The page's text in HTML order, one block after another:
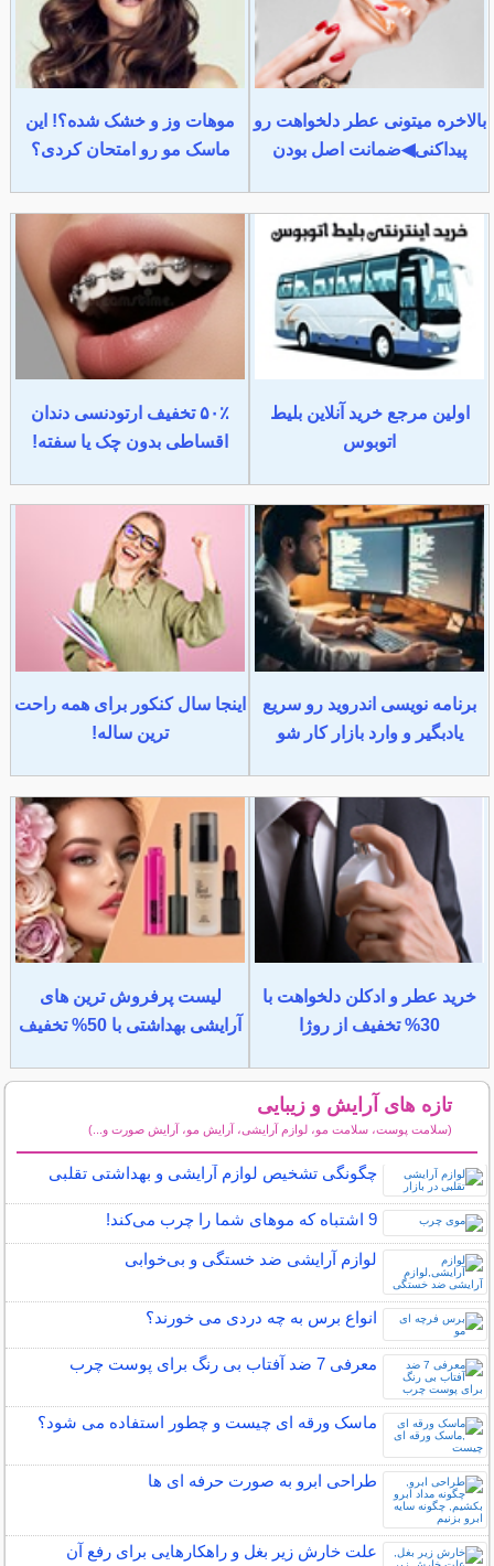
بالاخره میتونی عطر دلخواهت رو
پیداکنی◀ضمانت اصل بودن
موهات وز و خشک شده؟! این
ماسک مو رو امتحان کردی؟
اولین مرجع خرید آنلاین بلیط
اتوبوس
۵۰٪ تخفیف ارتودنسی دندان
اقساطی بدون چک یا سفته!
برنامه نویسی اندروید رو سریع
یادبگیر و وارد بازار کار شو
اینجا سال کنکور برای همه راحت
ترین ساله!
خرید عطر و ادکلن دلخواهت با
30% تخفیف از روژا
لیست پرفروش ترین های
آرایشی بهداشتی با 50% تخفیف
تازه های آرایش و زیبایی
(سلامت پوست، سلامت مو، لوازم آرایشی، آرایش مو، آرایش صورت و...)
چگونگی تشخیص لوازم آرایشی و بهداشتی تقلبی
9 اشتباه که موهای شما را چرب می‌کند!
لوازم آرایشی ضد خستگی و بی‌خوابی
انواع برس به چه دردی می خورند؟
معرفی 7 ضد آفتاب بی رنگ برای پوست چرب
ماسک ورقه ای چیست و چطور استفاده می شود؟
طراحی ابرو به صورت حرفه ای ها
علت خارش زیر بغل و راهکارهایی برای رفع آن